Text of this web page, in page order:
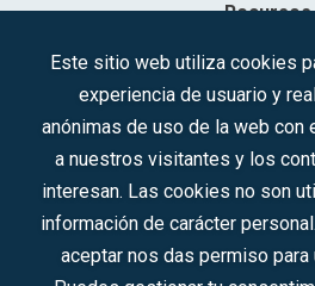
Recursos
Contacto
Sociedad Mercantil Estatal para la
C.I.F.: A-81/
Síguenos en redes
Este sitio web utiliza cookies
experiencia de usuario y
anónimas de uso de la web con
a nuestros visitantes y los
interesan. Las cookies no son
información de carácter
aceptar nos das permiso